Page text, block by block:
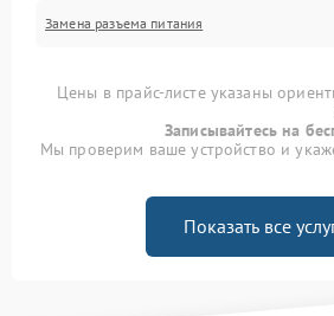
Замена разъема питания
Цены в прайс-листе указаны
Записывайтесь на
Мы проверим ваше устройство и
Показать все